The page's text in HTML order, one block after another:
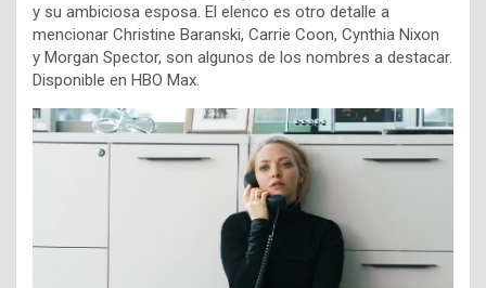
y su ambiciosa esposa. El elenco es otro detalle a
mencionar Christine Baranski, Carrie Coon, Cynthia Nixon
y Morgan Spector, son algunos de los nombres a destacar.
Disponible en HBO Max.